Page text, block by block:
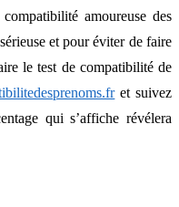
amoureuse des
et pour éviter de faire
le test de compatibilité de
et suivez
qui s’affiche révélera